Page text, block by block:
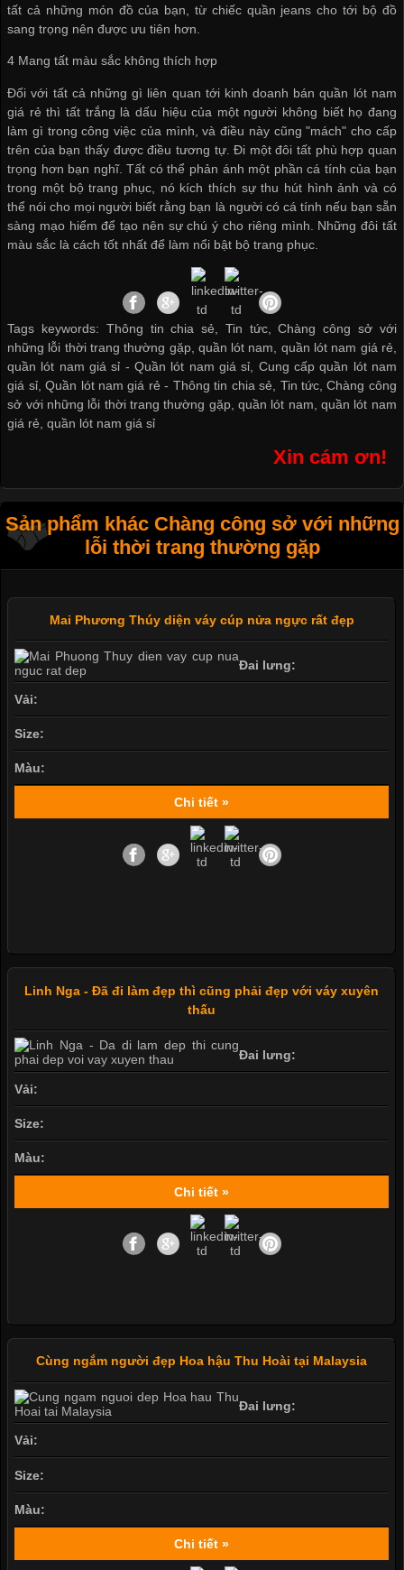
tất cả những món đồ của bạn, từ chiếc quần jeans cho tới bộ đồ
sang trọng nên được ưu tiên hơn.
4 Mang tất màu sắc không thích hợp
Đối với tất cả những gì liên quan tới kinh doanh bán quần lót nam
giá rẻ thì tất trắng là dấu hiệu của một người không biết họ đang
làm gì trong công việc của mình, và điều này cũng "mách" cho cấp
trên của bạn thấy được điều tương tự. Đi một đôi tất phù hợp quan
trọng hơn bạn nghĩ. Tất có thể phản ánh một phần cá tính của bạn
trong một bộ trang phục, nó kích thích sự thu hút hình ảnh và có
thể nói cho mọi người biết rằng bạn là người có cá tính nếu bạn sẵn
sàng mạo hiểm để tạo nên sự chú ý cho riêng mình. Những đôi tất
màu sắc là cách tốt nhất để làm nổi bật bộ trang phục.
Tags keywords: Thông tin chia sẻ, Tin tức, Chàng công sở với
những lỗi thời trang thường gặp, quần lót nam, quần lót nam giá rẻ,
quần lót nam giá sỉ -Quần lót nam giá sỉ
Cung cấp quần lót nam
giá sỉ,Quần lót nam giá rẻ - Thông tin chia sẻ Tin tức ,Chàng công
sở với những lỗi thời trang thường gặp,quần lót nam ,quần lót nam
giá rẻ ,quần lót nam giá sỉ
Xin cám ơn!
Sản phẩm khác Chàng công sở với những
lỗi thời trang thường gặp
Mai Phương Thúy diện váy cúp nửa ngực rất đẹp
Đai lưng:
Vải:
Size:
Màu:
Chi tiết »
Linh Nga - Đã đi làm đẹp thì cũng phải đẹp với váy xuyên
thấu
Đai lưng:
Vải:
Size:
Màu:
Chi tiết »
Cùng ngắm người đẹp Hoa hậu Thu Hoài tại Malaysia
Đai lưng:
Vải:
Size:
Màu:
Chi tiết »